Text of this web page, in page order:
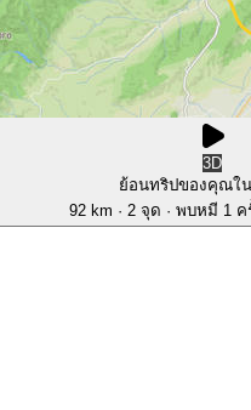
3D
ย้อนทริปของคุณใ
92 km · 2 จุด · พบหมี 1